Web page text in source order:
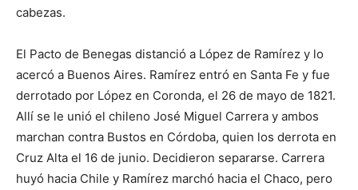
cabezas.
El Pacto de Benegas distanció a López de Ramírez y lo
acercó a Buenos Aires. Ramírez entró en Santa Fe y fue
derrotado por López en Coronda, el 26 de mayo de 1821.
Allí se le unió el chileno José Miguel Carrera y ambos
marchan contra Bustos en Córdoba, quien los derrota en
Cruz Alta el 16 de junio. Decidieron separarse. Carrera
huyó hacia Chile y Ramírez marchó hacia el Chaco, pero